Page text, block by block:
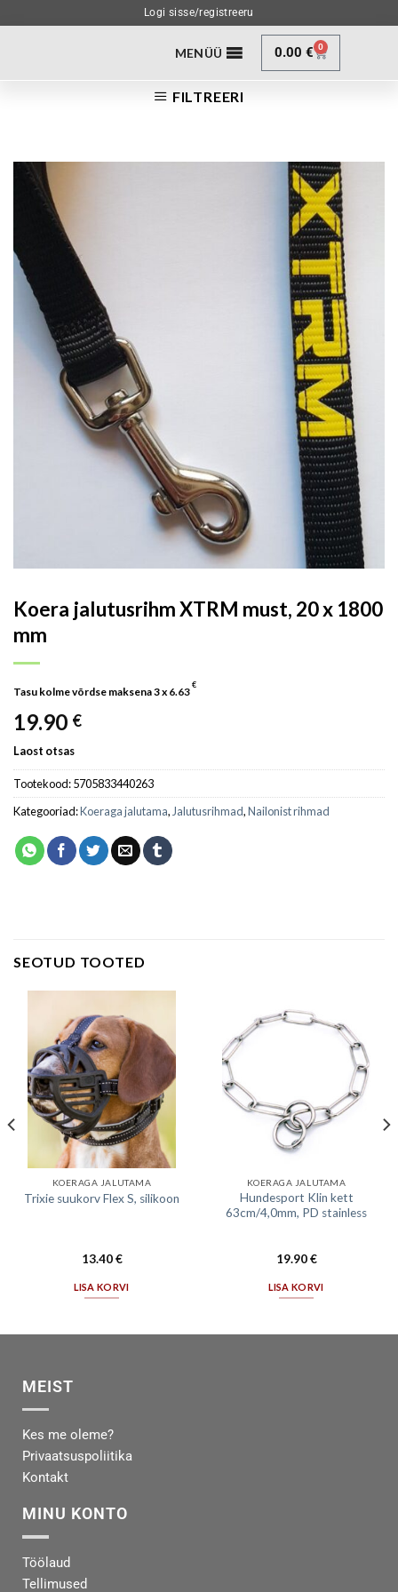
Logi sisse/registreeru
MENÜÜ 0.00€ 0
FILTREERI
Koera jalutusrihm XTRM must, 20 x 1800
mm
Tasu kolme võrdse maksena 3 x 6.63
€
19.90 €
Laost otsas
Tootekood:5705833440263
Kategooriad:Koeraga jalutama, Jalutusrihmad,Nailonist rihmad
SEOTUD TOOTED
KOERAGA JALUTAMA
Trixie suukorv Flex S, silikoon
13.40€
LISA KORVI
KOERAGA JALUTAMA
Hundesport Klin kett
63cm/4,0mm, PD stainless
19.90€
LISA KORVI
MEIST
Kes me oleme?
Privaatsuspoliitika
Kontakt
MINU KONTO
Töölaud
Tellimused